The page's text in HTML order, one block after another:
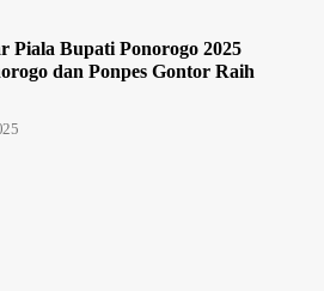
Piala Bupati Ponorogo 2025
dan Ponpes Gontor Raih